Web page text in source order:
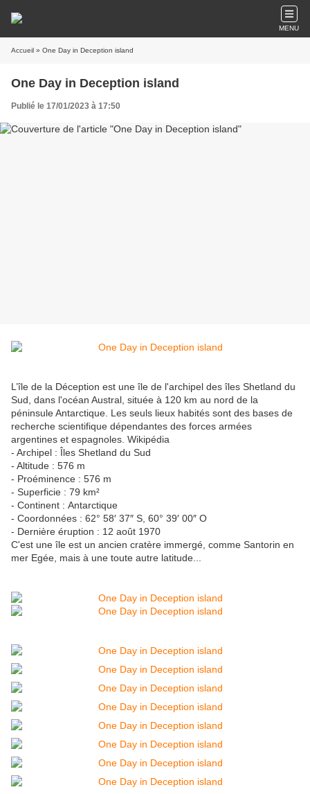
MENU
Accueil » One Day in Deception island
One Day in Deception island
Publié le 17/01/2023 à 17:50
L’île de la Déception est une île de l'archipel des îles Shetland du
Sud, dans l'océan Austral, située à 120 km au nord de la
péninsule Antarctique. Les seuls lieux habités sont des bases de
recherche scientifique dépendantes des forces armées
argentines et espagnoles. Wikipédia
- Archipel : Îles Shetland du Sud
- Altitude : 576 m
- Proéminence : 576 m
- Superficie : 79 km²
- Continent : Antarctique
- Coordonnées : 62° 58′ 37″ S, 60° 39′ 00″ O
- Dernière éruption : 12 août 1970
C'est une île est un ancien cratère immergé, comme Santorin en
mer Egée, mais à une toute autre latitude...